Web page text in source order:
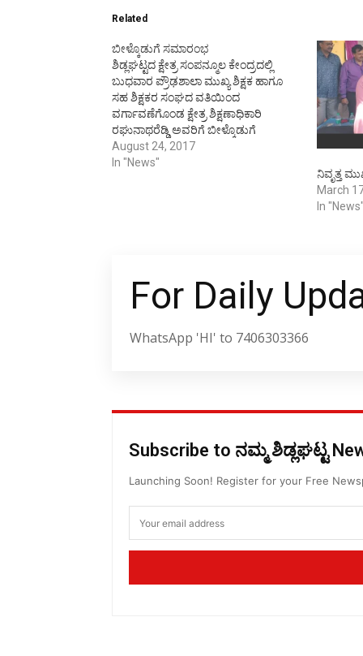
Related
ಬೀಳ್ಕೊಡುಗೆ ಸಮಾರಂಭ
ಶಿಡ್ಲಘಟ್ಟದ ಕ್ಷೇತ್ರ ಸಂಪನ್ಮೂಲ ಕೇಂದ್ರದಲ್ಲಿ
ಬುಧವಾರ ಪ್ರೌಢಶಾಲಾ ಮುಖ್ಯ ಶಿಕ್ಷಕ ಹಾಗೂ
ಸಹ ಶಿಕ್ಷಕರ ಸಂಘದ ವತಿಯಿಂದ
ವರ್ಗಾವಣೆಗೊಂಡ ಕ್ಷೇತ್ರ ಶಿಕ್ಷಣಾಧಿಕಾರಿ
ರಘುನಾಥರೆಡ್ಡಿ ಅವರಿಗೆ ಬೀಳ್ಕೊಡುಗೆ
ಸಮಾರಂಭವನ್ನು ಏರ್ಪಡಿಸಿದ್ದರು. ಶಿಕ್ಷಣ
ಸಂಯೋಜಕ ಲಕ್ಷ್ಮೀನರಸಿಂಹಗೌಡ, ಶಿಕ್ಷಕರಾದ
August 24, 2017
In "News"
ನಿವೃತ್ತ
March
In "News"
For Daily
WhatsApp 'HI' to 7406303366
Subscribe to ನಮ್ಮ ಶಿಡ್ಲಘಟ್ಟ
Launching Soon! Register for your Free